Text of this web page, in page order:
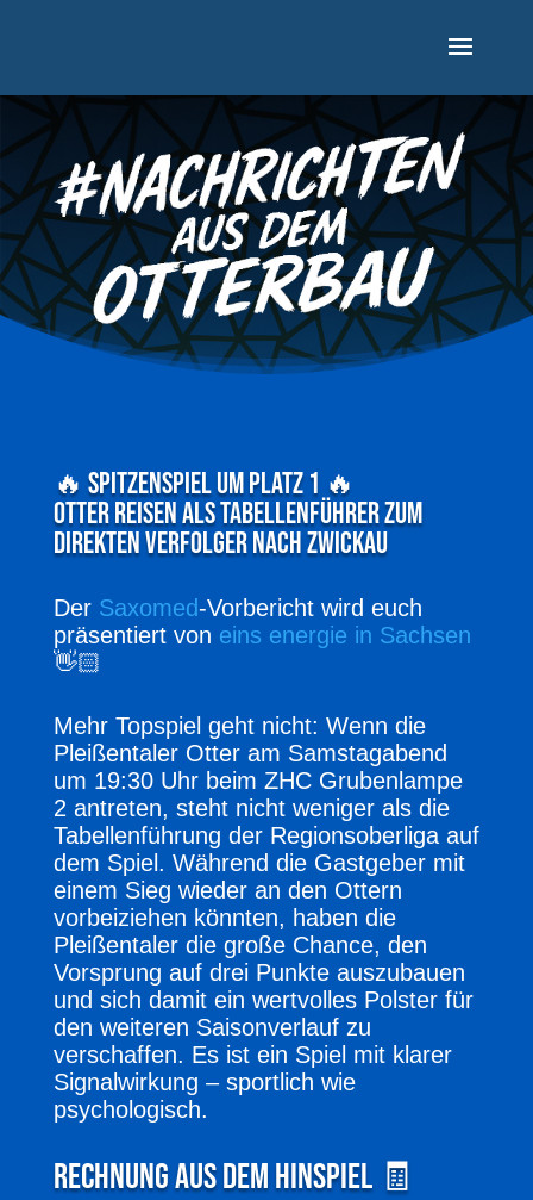
🔥 Spitzenspiel um Platz 1 🔥
Otter reisen als Tabellenführer zum
direkten Verfolger nach Zwickau
Der Saxomed-Vorbericht wird euch
präsentiert von eins energie in Sachsen
👋🏻
Mehr Topspiel geht nicht: Wenn die
Pleißentaler Otter am Samstagabend
um 19:30 Uhr beim ZHC Grubenlampe
2 antreten, steht nicht weniger als die
Tabellenführung der Regionsoberliga auf
dem Spiel. Während die Gastgeber mit
einem Sieg wieder an den Ottern
vorbeiziehen könnten, haben die
Pleißentaler die große Chance, den
Vorsprung auf drei Punkte auszubauen
und sich damit ein wertvolles Polster für
den weiteren Saisonverlauf zu
verschaffen. Es ist ein Spiel mit klarer
Signalwirkung – sportlich wie
psychologisch.
Rechnung aus dem Hinspiel 🧾